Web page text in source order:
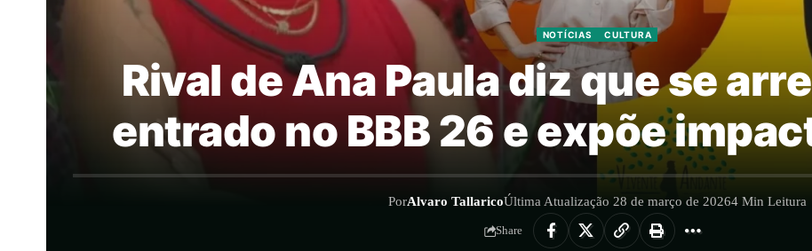
NOTÍCIAS CULTURA
Rival de Ana Paula diz que se
entrado no BBB 26 e expõe
PorAlvaro TallaricoÚltima Atualização 28 de março de 20264 Min Leitura
Share